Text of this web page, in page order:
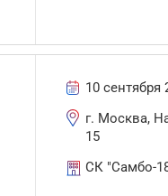
10 сентября
г. Москва,
15
СК "Самбо-